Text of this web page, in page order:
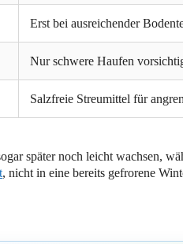
Erst bei ausreichender
Nur schwere Haufen
Salzfreie Streumittel für
später noch leicht wachsen,
, nicht in eine bereits gefrorene